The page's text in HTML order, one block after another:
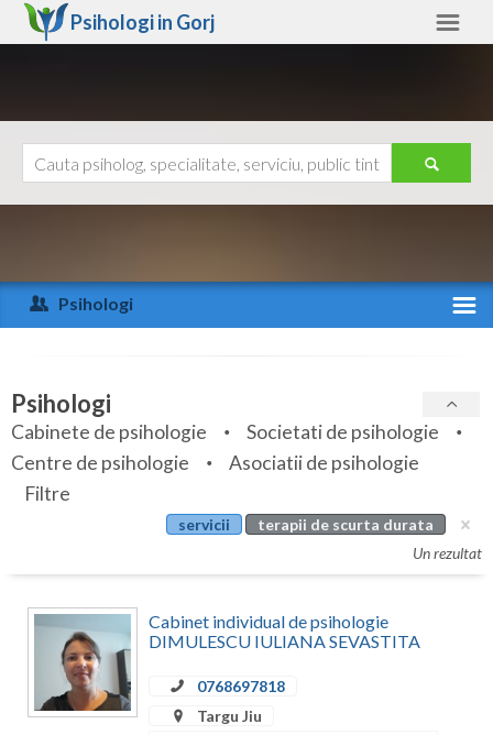
Psihologi in Gorj
Arad
Arges
Bihor
Bistrita-Nasaud
Botosani
Bucuresti
Buzau
Ajutor
Psihologi
Specialitati
Servicii
Articole
Cabinet
Membri
Psihologi
Cabinete de psihologie
Societati de psihologie
Centre de psihologie
Asociatii de psihologie
Filtre
servicii
terapii de scurta durata
Un rezultat
Cabinet individual de psihologie
DIMULESCU IULIANA SEVASTITA
0768697818
Targu Jiu